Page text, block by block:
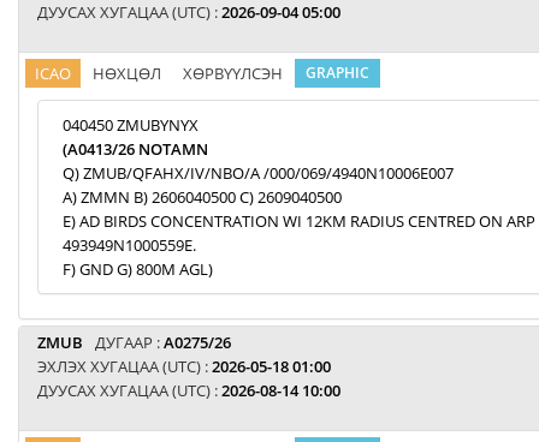
ДУУСАХ ХУГАЦАА (UTC) :2026-09-04 05:00
ICAO НӨХЦӨЛ ХӨРВҮҮЛСЭН GRAPHIC
040450 ZMUBYNYX
(A0413/26 NOTAMN
Q) ZMUB/QFAHX/IV/NBO/A /000/069/4940N10006E007
A) ZMMN B) 2606040500 C) 2609040500
E) AD BIRDS CONCENTRATION WI 12KM RADIUS CENTRED ON ARP
493949N1000559E.
F) GND G) 800M AGL)
ZMUB ДУГААР :A0275/26
ЭХЛЭХ ХУГАЦАА (UTC) :2026-05-18 01:00
ДУУСАХ ХУГАЦАА (UTC) :2026-08-14 10:00